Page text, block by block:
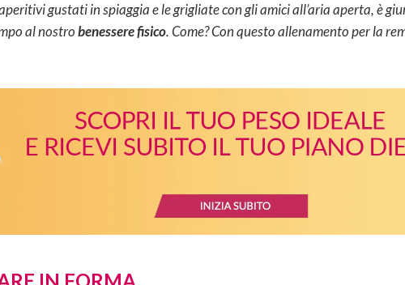
gustati in spiaggia e le grigliate con gli amici all’aria aperta, è
al nostrobenessere fisico. Come? Con questo allenamento per la